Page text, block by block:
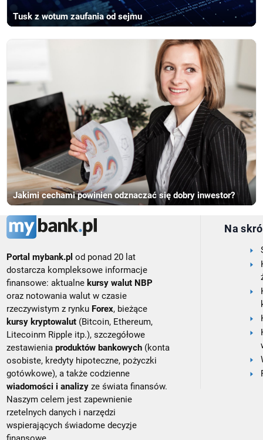
Tusk z wotum zaufania od sejmu
Jakimi cechami powinien odznaczać się dobry inwestor?
Portal mybank.pl od ponad 20 lat
dostarcza kompleksowe informacje
finansowe: aktualne kursy walut NBP
oraz notowania walut w czasie
rzeczywistym z rynku Forex, bieżące
kursy kryptowalut (Bitcoin, Ethereum,
Litecoinm Ripple itp.), szczegółowe
zestawieniaproduktów bankowych (konta
osobiste, kredyty hipoteczne, pożyczki
gotówkowe), a także codzienne
wiadomości i analizy ze świata finansów.
Naszym celem jest zapewnienie
rzetelnych danych i narzędzi
wspierających świadome decyzje
Na